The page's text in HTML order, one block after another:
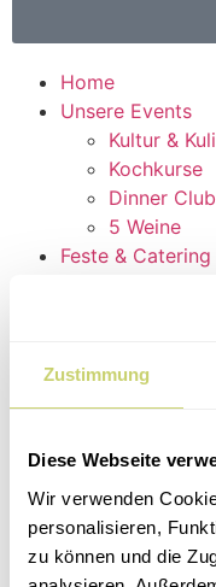
Zustimmung
Diese Webseite
Wir verwenden
personalisieren,
zu können und die
Home
Unsere Events
Kultur &
Kochkurse
Dinner Club
5 Weine
Feste & Catering
Hochzeit
Über uns
Unsere Events
Kultur &
Kochkurse